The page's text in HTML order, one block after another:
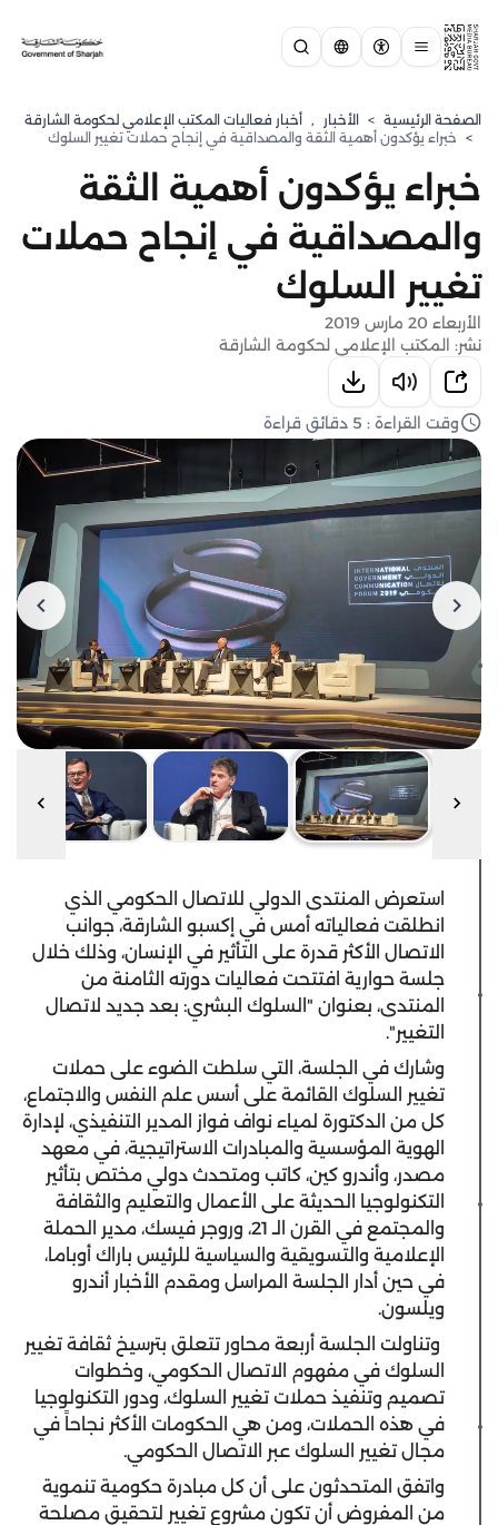
الصفحة الرئيسية > الأخبار , أخبار فعاليات المكتب الإعلامي لحكومة الشارقة
> خبراء يؤكدون أهمية الثقة والمصداقية في إنجاح حملات تغيير السلوك
خبراء يؤكدون أهمية الثقة
والمصداقية في إنجاح حملات
تغيير السلوك
الأربعاء 20 مارس 2019
نشر: المكتب الإعلامي لحكومة الشارقة
وقت القراءة : 5 دقائق قراءة
استعرض المنتدى الدولي للاتصال الحكومي الذي
انطلقت فعالياته أمس في إكسبو الشارقة، جوانب
الاتصال الأكثر قدرة على التأثير في الإنسان، وذلك خلال
جلسة حوارية افتتحت فعاليات دورته الثامنة من
المنتدى، بعنوان "السلوك البشري: بعد جديد لاتصال
التغيير".
وشارك في الجلسة، التي سلطت الضوء على حملات
تغيير السلوك القائمة على أسس علم النفس والاجتماع،
كل من الدكتورة لمياء نواف فواز المدير التنفيذي، لإدارة
الهوية المؤسسية والمبادرات الاستراتيجية، في معهد
مصدر، وأندرو كين، كاتب ومتحدث دولي مختص بتأثير
التكنولوجيا الحديثة على الأعمال والتعليم والثقافة
والمجتمع في القرن الـ 21، وروجر فيسك، مدير الحملة
الإعلامية والتسويقية والسياسية للرئيس باراك أوباما،
في حين أدار الجلسة المراسل ومقدم الأخبار أندرو
ويلسون.
وتناولت الجلسة أربعة محاور تتعلق بترسيخ ثقافة تغيير
السلوك في مفهوم الاتصال الحكومي، وخطوات
تصميم وتنفيذ حملات تغيير السلوك، ودور التكنولوجيا
في هذه الحملات، ومن هي الحكومات الأكثر نجاحاً في
مجال تغيير السلوك عبر الاتصال الحكومي.
واتفق المتحدثون على أن كل مبادرة حكومية تنموية
من المفروض أن تكون مشروع تغيير لتحقيق مصلحة